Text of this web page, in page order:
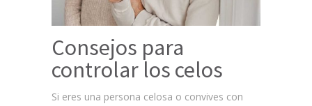
Consejos para
controlar los celos
Si eres una persona celosa o convives con